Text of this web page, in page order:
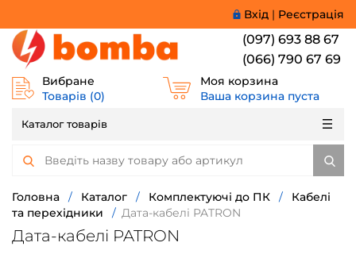
Вхід | Реєстрація
(097) 693 88 67
(066) 790 67 69
Вибране
Товарів (0)
Моя корзина
Ваша корзина пуста
Каталог товарів
Головна / Каталог / Комплектуючі до ПК /
Кабелі
та перехідники
/ Дата-кабелі PATRON
Дата-кабелі PATRON